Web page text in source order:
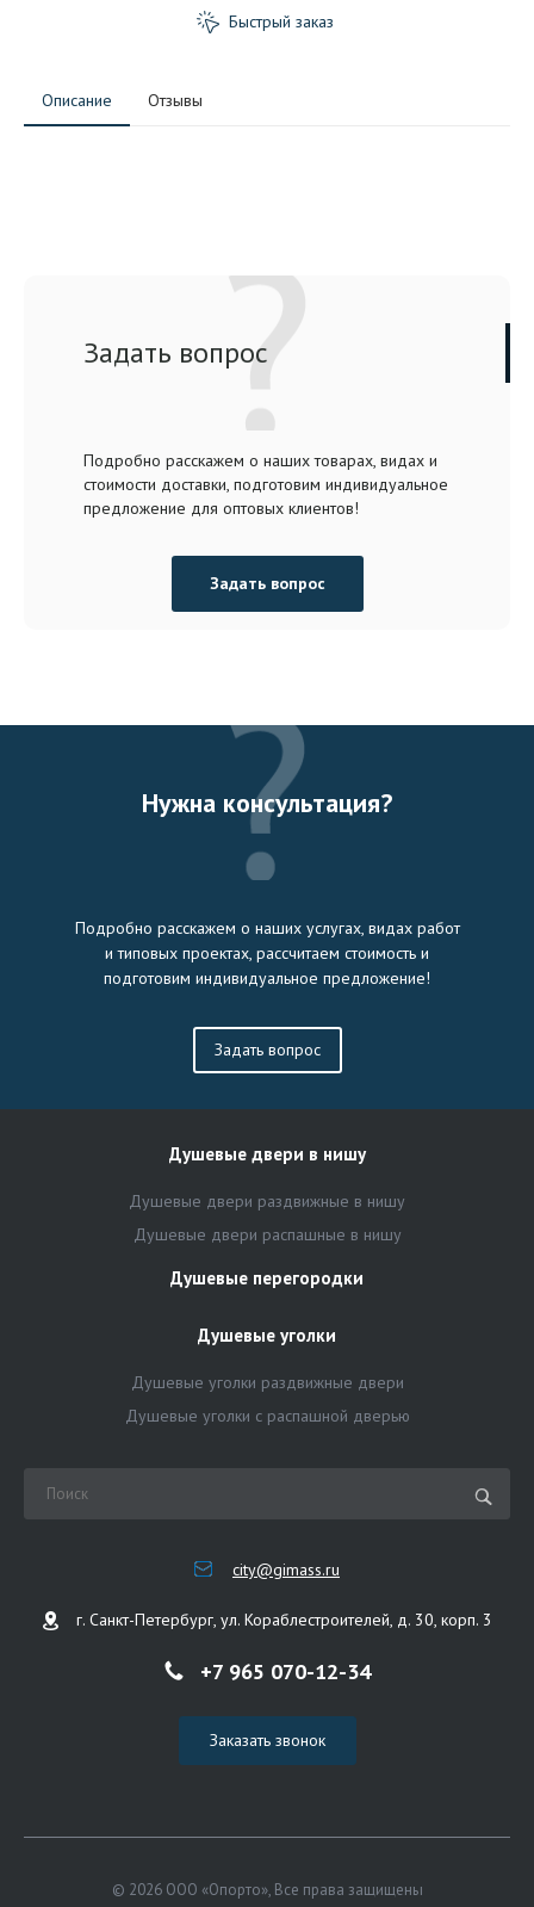
Быстрый заказ
Описание Отзывы
Задать вопрос
Подробно расскажем о наших товарах, видах и
стоимости доставки, подготовим индивидуальное
предложение для оптовых клиентов!
Задать вопрос
Нужна консультация?
Подробно расскажем о наших услугах, видах работ
и типовых проектах, рассчитаем стоимость и
подготовим индивидуальное предложение!
Задать вопрос
Душевые двери в нишу
Душевые двери раздвижные в нишу
Душевые двери распашные в нишу
Душевые перегородки
Душевые уголки
Душевые уголки раздвижные двери
Душевые уголки с распашной дверью
city@gimass.ru
г. Санкт-Петербург, ул. Кораблестроителей, д. 30, корп. 3
+7 965 070-12-34
Заказать звонок
© 2026 ООО «Опорто», Все права защищены